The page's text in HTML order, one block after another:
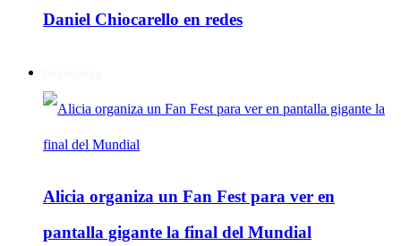
Daniel Chiocarello en redes
Alicia organiza un Fan Fest para ver en
pantalla gigante la final del Mundial